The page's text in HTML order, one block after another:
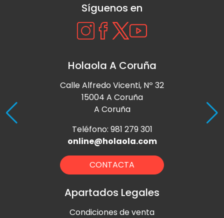
Síguenos en
Holaola A Coruña
Calle Alfredo Vicenti, Nº 32
15004 A Coruña
A Coruña
Teléfono: 981 279 301
online@holaola.com
CONTACTA
Apartados Legales
Condiciones de venta